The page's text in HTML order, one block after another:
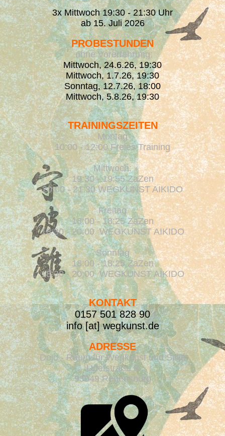
3x Mittwoch 19:30 - 21:30 Uhr
ab 15. Juli 2026
PROBESTUNDEN
ohne Vorerfahrung:
Mittwoch, 24.6.26, 19:30
Mittwoch, 1.7.26, 19:30
Sonntag, 12.7.26, 18:00
Mittwoch, 5.8.26, 19:30
TRAININGSZEITEN
Montag
10:00 - 12:00 Freies Training
Mittwoch:
19:30 - 19:55 ZaZen
20:00 - 21:30 WEGKUNST AIKIDO
Freitag
18:00 - 18:25 ZaZen
18:30 - 20:00 WEGKUNST AIKIDO
Sonntag
18:00 - 18:25 ZaZen
18:30 - 20:00 WEGKUNST AIKIDO
KONTAKT
0157 501 828 90
info [at] wegkunst.de
ADRESSE
Dojo - Raum für Wegkunst und Stille
Udetstraße 8
93049 Regensburg